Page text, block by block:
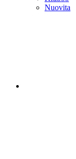
Nuovita